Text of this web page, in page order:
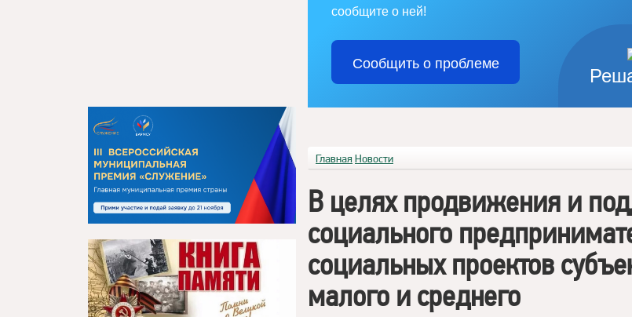
сообщите о ней!
Сообщить о проблеме
Главная Новости
В целях продвижения и
социального
социальных проектов
малого и среднего